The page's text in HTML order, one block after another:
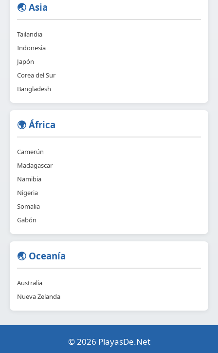
🌏 Asia
Tailandia
Indonesia
Japón
Corea del Sur
Bangladesh
🌍 África
Camerún
Madagascar
Namibia
Nigeria
Somalia
Gabón
🌏 Oceanía
Australia
Nueva Zelanda
© 2026 PlayasDe.Net